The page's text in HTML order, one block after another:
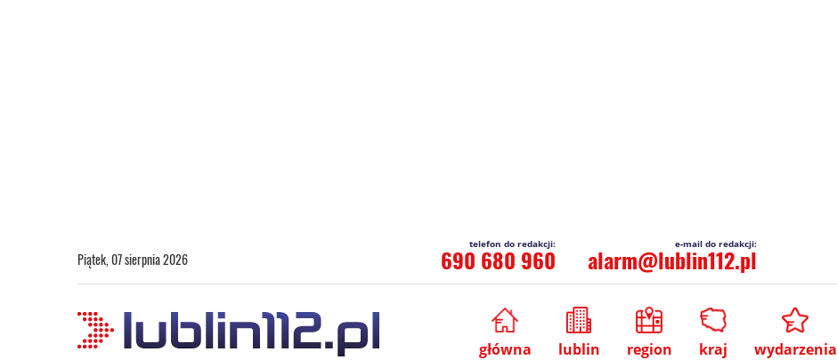
Piątek, 07 sierpnia 2026 690 680 960 alarm@lublin112.pl
główna lublin region kraj wydarzenia